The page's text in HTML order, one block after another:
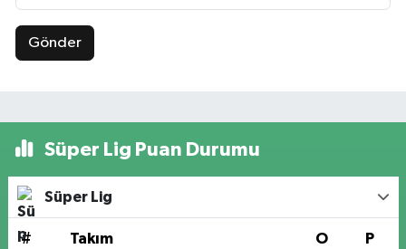
Gönder
Süper Lig Puan Durumu
Süper Lig
# Takım O P